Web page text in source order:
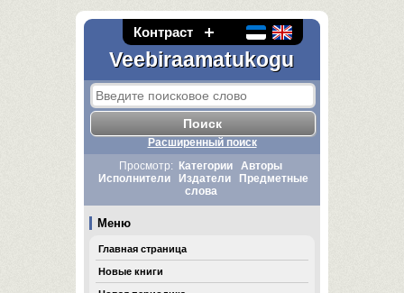
Контраст
Veebiraamatukogu
Расширенный поиск
Просмотр:
Категории
Авторы
Исполнители
Издатели
Предметные
слова
Меню
Главная страница
Новые книги